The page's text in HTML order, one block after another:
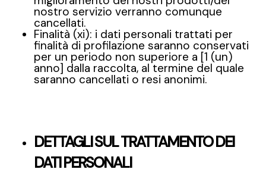
nostro servizio verranno comunque
cancellati.
Finalità (xi): i dati personali trattati per
finalità di profilazione saranno conservati
per un periodo non superiore a [1 (un)
anno] dalla raccolta, al termine del quale
saranno cancellati o resi anonimi.
DETTAGLI SUL TRATTAMENTO DEI
DATI PERSONALI